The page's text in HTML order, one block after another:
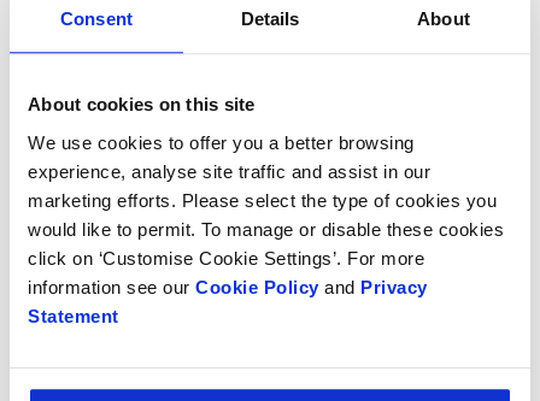
Consent Details About
About cookies on this site
We use cookies to offer you a better browsing
experience, analyse site traffic and assist in our
marketing efforts. Please select the type of cookies you
would like to permit. To manage or disable these cookies
click on ‘Customise Cookie Settings’. For more
information see our Cookie Policy and Privacy
Statement
toonaangevende oplossingen, een ongeëvenaard
vermogen om waarde voor onze klanten te bieden",
Westrock.
De handel is vandaag om 8:00 uur BST begonnen op
de LSE en om 9:30 uur EDT op de NYSE na een
belceremonie.